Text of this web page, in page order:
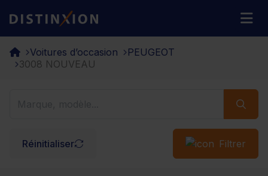
Distinxion
Voitures d’occasion
PEUGEOT
3008 NOUVEAU
Réinitialiser Filtrer